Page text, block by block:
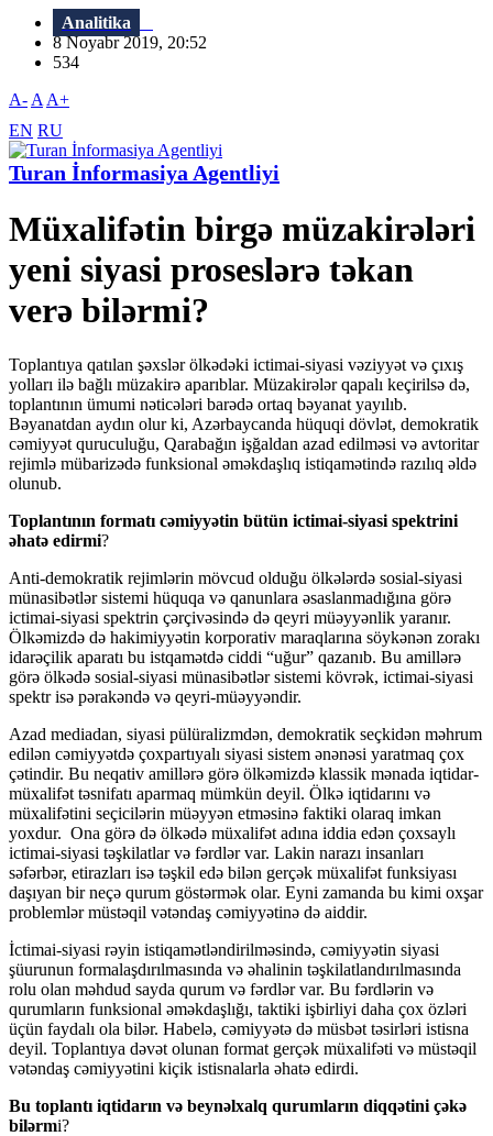
Analitika
8 Noyabr 2019, 20:52
534
A- A A+
EN RU
Turan İnformasiya Agentliyi
Müxalifətin birgə müzakirələri
yeni siyasi proseslərə təkan
verə bilərmi?
Toplantıya qatılan şəxslər ölkədəki ictimai-siyasi vəziyyət və çıxış
yolları ilə bağlı müzakirə aparıblar. Müzakirələr qapalı keçirilsə də,
toplantının ümumi nəticələri barədə ortaq bəyanat yayılıb.
Bəyanatdan aydın olur ki, Azərbaycanda hüquqi dövlət, demokratik
cəmiyyət quruculuğu, Qarabağın işğaldan azad edilməsi və avtoritar
rejimlə mübarizədə funksional əməkdaşlıq istiqamətində razılıq əldə
olunub.
Toplantının formatı cəmiyyətin bütün ictimai-siyasi spektrini
əhatə edirmi?
Anti-demokratik rejimlərin mövcud olduğu ölkələrdə sosial-siyasi
münasibətlər sistemi hüquqa və qanunlara əsaslanmadığına görə
ictimai-siyasi spektrin çərçivəsində də qeyri müəyyənlik yaranır.
Ölkəmizdə də hakimiyyətin korporativ maraqlarına söykənən zorakı
idarəçilik aparatı bu istqamətdə ciddi “uğur” qazanıb. Bu amillərə
görə ölkədə sosial-siyasi münasibətlər sistemi kövrək, ictimai-siyasi
spektr isə pərakəndə və qeyri-müəyyəndir.
Azad mediadan, siyasi pülüralizmdən, demokratik seçkidən məhrum
edilən cəmiyyətdə çoxpartıyalı siyasi sistem ənənəsi yaratmaq çox
çətindir. Bu neqativ amillərə görə ölkəmizdə klassik mənada iqtidar-
müxalifət təsnifatı aparmaq mümkün deyil. Ölkə iqtidarını və
müxalifətini seçicilərin müəyyən etməsinə faktiki olaraq imkan
yoxdur. Ona görə də ölkədə müxalifət adına iddia edən çoxsaylı
ictimai-siyasi təşkilatlar və fərdlər var. Lakin narazı insanları
səfərbər, etirazları isə təşkil edə bilən gerçək müxalifət funksiyası
daşıyan bir neçə qurum göstərmək olar. Eyni zamanda bu kimi oxşar
problemlər müstəqil vətəndaş cəmiyyətinə də aiddir.
İctimai-siyasi rəyin istiqamətləndirilməsində, cəmiyyətin siyasi
şüurunun formalaşdırılmasında və əhalinin təşkilatlandırılmasında
rolu olan məhdud sayda qurum və fərdlər var. Bu fərdlərin və
qurumların funksional əməkdaşlığı, taktiki işbirliyi daha çox özləri
üçün faydalı ola bilər. Habelə, cəmiyyətə də müsbət təsirləri istisna
deyil. Toplantıya dəvət olunan format gerçək müxalifəti və müstəqil
vətəndaş cəmiyyətini kiçik istisnalarla əhatə edirdi.
Bu toplantı iqtidarın və beynəlxalq qurumların diqqətini çəkə
bilərmi?